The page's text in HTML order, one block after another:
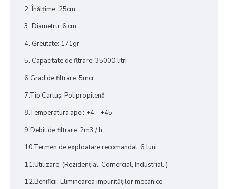
2. Înălțime: 25cm
3. Diametru: 6 cm
4. Greutate: 171gr
5. Capacitate de fltrare: 35000 litri
6.Grad de filtrare: 5mcr
7.Tip Cartuș: Polipropilenă
8.Temperatura apei: +4 - +45
9.Debit de filtrare: 2m3 / h
10.Termen de exploatare recomandat: 6 luni
11.Utilizare: (Rezidențial, Comercial, Industrial. )
12.Benificii: Eliminearea impurităților mecanice